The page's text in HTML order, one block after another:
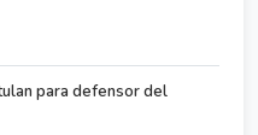
para defensor del